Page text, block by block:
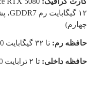
چهارم)
حافظه رم: تا ۳۲ گیگابایت LPDDR5X-7500 (غیرقابل ارتقا)
حافظه داخلی: تا ۲ ترابایت SSD PCIe 5.0 (قابل ارتقا با دو اسلات M.2)